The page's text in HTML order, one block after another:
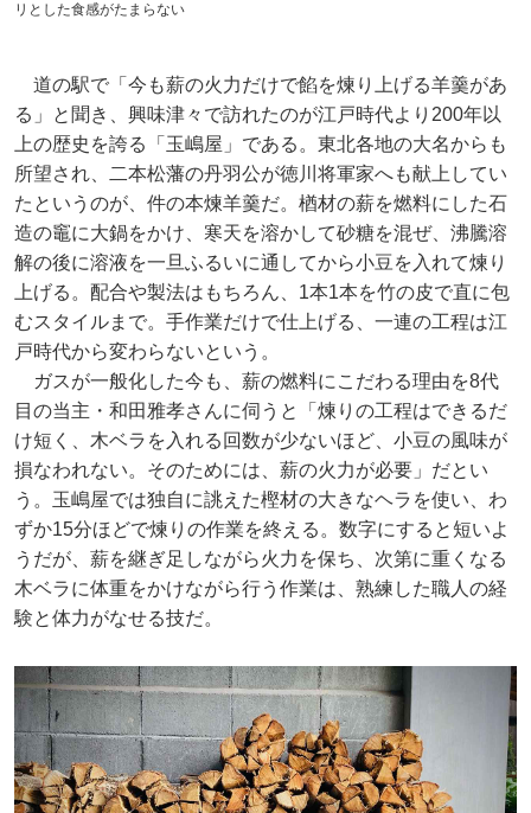
リとした食感がたまらない
道の駅で「今も薪の火力だけで餡を煉り上げる羊羹があ
る」と聞き、興味津々で訪れたのが江戸時代より200年以
上の歴史を誇る「玉嶋屋」である。東北各地の大名からも
所望され、二本松藩の丹羽公が徳川将軍家へも献上してい
たというのが、件の本煉羊羹だ。楢材の薪を燃料にした石
造の竈に大鍋をかけ、寒天を溶かして砂糖を混ぜ、沸騰溶
解の後に溶液を一旦ふるいに通してから小豆を入れて煉り
上げる。配合や製法はもちろん、1本1本を竹の皮で直に包
むスタイルまで。手作業だけで仕上げる、一連の工程は江
戸時代から変わらないという。
ガスが一般化した今も、薪の燃料にこだわる理由を8代
目の当主・和田雅孝さんに伺うと「煉りの工程はできるだ
け短く、木ベラを入れる回数が少ないほど、小豆の風味が
損なわれない。そのためには、薪の火力が必要」だとい
う。玉嶋屋では独自に誂えた樫材の大きなヘラを使い、わ
ずか15分ほどで煉りの作業を終える。数字にすると短いよ
うだが、薪を継ぎ足しながら火力を保ち、次第に重くなる
木ベラに体重をかけながら行う作業は、熟練した職人の経
験と体力がなせる技だ。